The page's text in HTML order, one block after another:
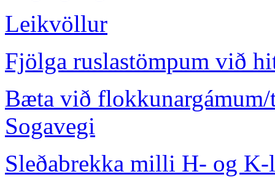
Leikvöllur
Fjölga ruslastömpum við
Bæta við
Sogavegi
Sleðabrekka milli H- og